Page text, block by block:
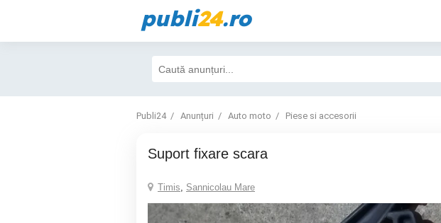
publi24.ro
Publi24 Anunțuri Auto moto Piese si accesorii
suport fixare scara
Timis, Sannicolau Mare